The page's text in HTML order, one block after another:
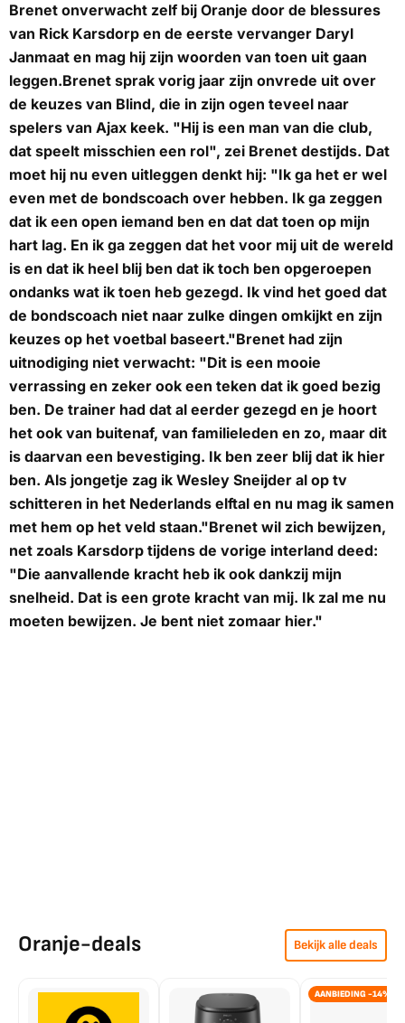
Brenet onverwacht zelf bij Oranje door de blessures
van Rick Karsdorp en de eerste vervanger Daryl
Janmaat en mag hij zijn woorden van toen uit gaan
leggen.Brenet sprak vorig jaar zijn onvrede uit over
de keuzes van Blind, die in zijn ogen teveel naar
spelers van Ajax keek. "Hij is een man van die club,
dat speelt misschien een rol", zei Brenet destijds. Dat
moet hij nu even uitleggen denkt hij: "Ik ga het er wel
even met de bondscoach over hebben. Ik ga zeggen
dat ik een open iemand ben en dat dat toen op mijn
hart lag. En ik ga zeggen dat het voor mij uit de wereld
is en dat ik heel blij ben dat ik toch ben opgeroepen
ondanks wat ik toen heb gezegd. Ik vind het goed dat
de bondscoach niet naar zulke dingen omkijkt en zijn
keuzes op het voetbal baseert."Brenet had zijn
uitnodiging niet verwacht: "Dit is een mooie
verrassing en zeker ook een teken dat ik goed bezig
ben. De trainer had dat al eerder gezegd en je hoort
het ook van buitenaf, van familieleden en zo, maar dit
is daarvan een bevestiging. Ik ben zeer blij dat ik hier
ben. Als jongetje zag ik Wesley Sneijder al op tv
schitteren in het Nederlands elftal en nu mag ik samen
met hem op het veld staan."Brenet wil zich bewijzen,
net zoals Karsdorp tijdens de vorige interland deed:
"Die aanvallende kracht heb ik ook dankzij mijn
snelheid. Dat is een grote kracht van mij. Ik zal me nu
moeten bewijzen. Je bent niet zomaar hier."
Oranje-deals Bekijk alle deals
AANBIEDING -14%